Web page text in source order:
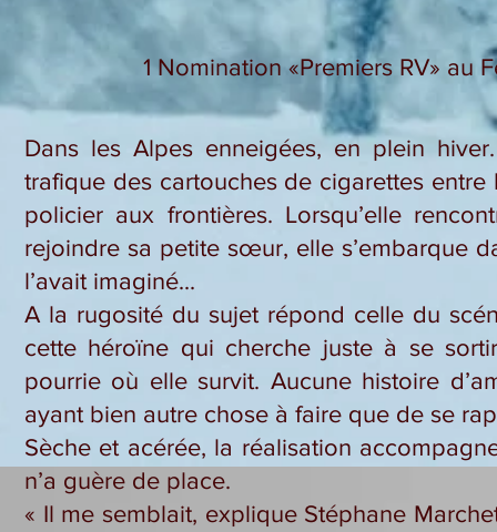
1 Nomination «Premiers RV» au
Dans les Alpes enneigées, en plein
trafique des cartouches de cigarettes entre
policier aux frontières. Lorsqu’elle
rejoindre sa petite sœur, elle s’embarque
l’avait imaginé...
A la rugosité du sujet répond celle du
cette héroïne qui cherche juste à se
pourrie où elle survit. Aucune histoire
ayant bien autre chose à faire que de se
Sèche et acérée, la réalisation
n’a guère de place.
« Il me semblait, explique Stéphane